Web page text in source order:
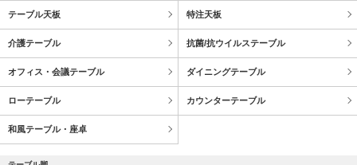
テーブル天板 特注天板
介護テーブル 抗菌/抗ウイルステーブル
オフィス・会議テーブル ダイニングテーブル
ローテーブル カウンターテーブル
和風テーブル・座卓